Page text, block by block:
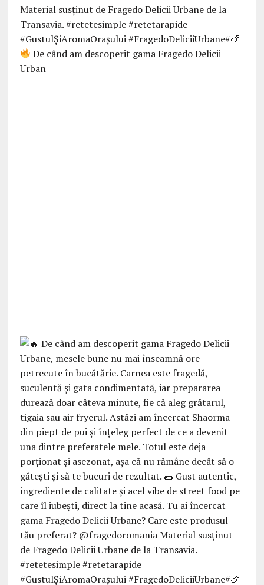
De când am descoperit gama Fragedo Delicii
Urban